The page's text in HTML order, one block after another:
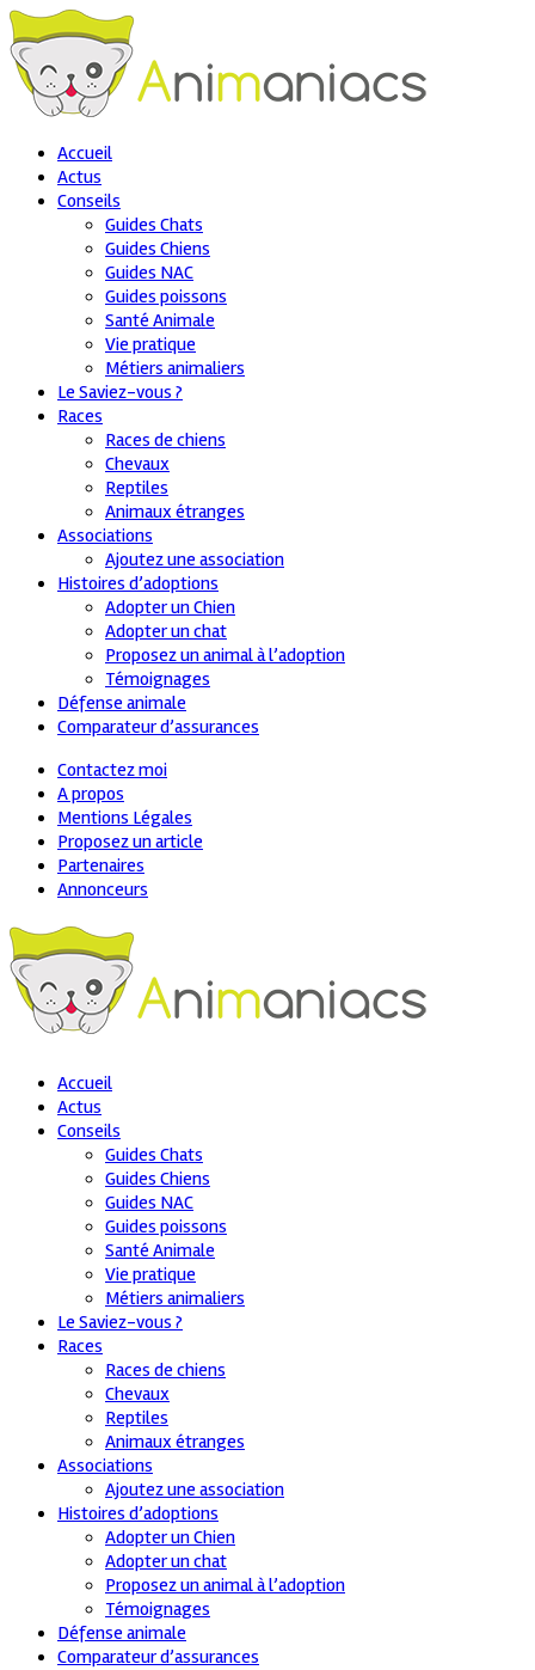
Accueil
Actus
Conseils
Guides Chats
Guides Chiens
Guides NAC
Guides poissons
Santé Animale
Vie pratique
Métiers animaliers
Le Saviez-vous ?
Races
Races de chiens
Chevaux
Reptiles
Animaux étranges
Associations
Ajoutez une association
Histoires d’adoptions
Adopter un Chien
Adopter un chat
Proposez un animal à l’adoption
Témoignages
Défense animale
Comparateur d’assurances
Contactez moi
A propos
Mentions Légales
Proposez un article
Partenaires
Annonceurs
Accueil
Actus
Conseils
Guides Chats
Guides Chiens
Guides NAC
Guides poissons
Santé Animale
Vie pratique
Métiers animaliers
Le Saviez-vous ?
Races
Races de chiens
Chevaux
Reptiles
Animaux étranges
Associations
Ajoutez une association
Histoires d’adoptions
Adopter un Chien
Adopter un chat
Proposez un animal à l’adoption
Témoignages
Défense animale
Comparateur d’assurances